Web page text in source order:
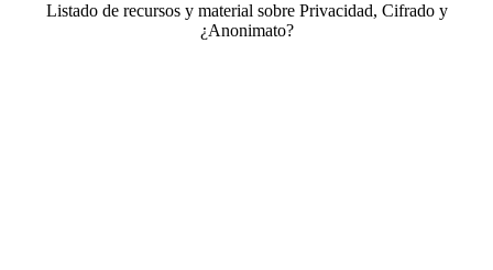
Listado de recursos y material sobre Privacidad, Cifrado y
¿Anonimato?